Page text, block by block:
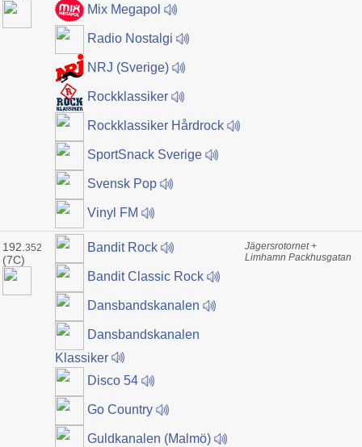
Mix Megapol
Radio Nostalgi
NRJ (Sverige)
Rockklassiker
Rockklassiker Hårdrock
SportSnack Sverige
Svensk Pop
Vinyl FM
192. 352
(7C)
Bandit Rock
Bandit Classic Rock
Dansbandskanalen
Dansbandskanalen
Klassiker
Disco 54
Go Country
Guldkanalen (Malmö)
Jägersrotornet +
Limhamn Packhusgatan